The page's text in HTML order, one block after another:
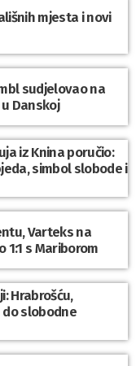
mjesta i novi
sudjelovao na
Danskoj
iz Knina poručio:
simbol slobode i
Varteks na
s Mariborom
Hrabrošću,
do slobodne